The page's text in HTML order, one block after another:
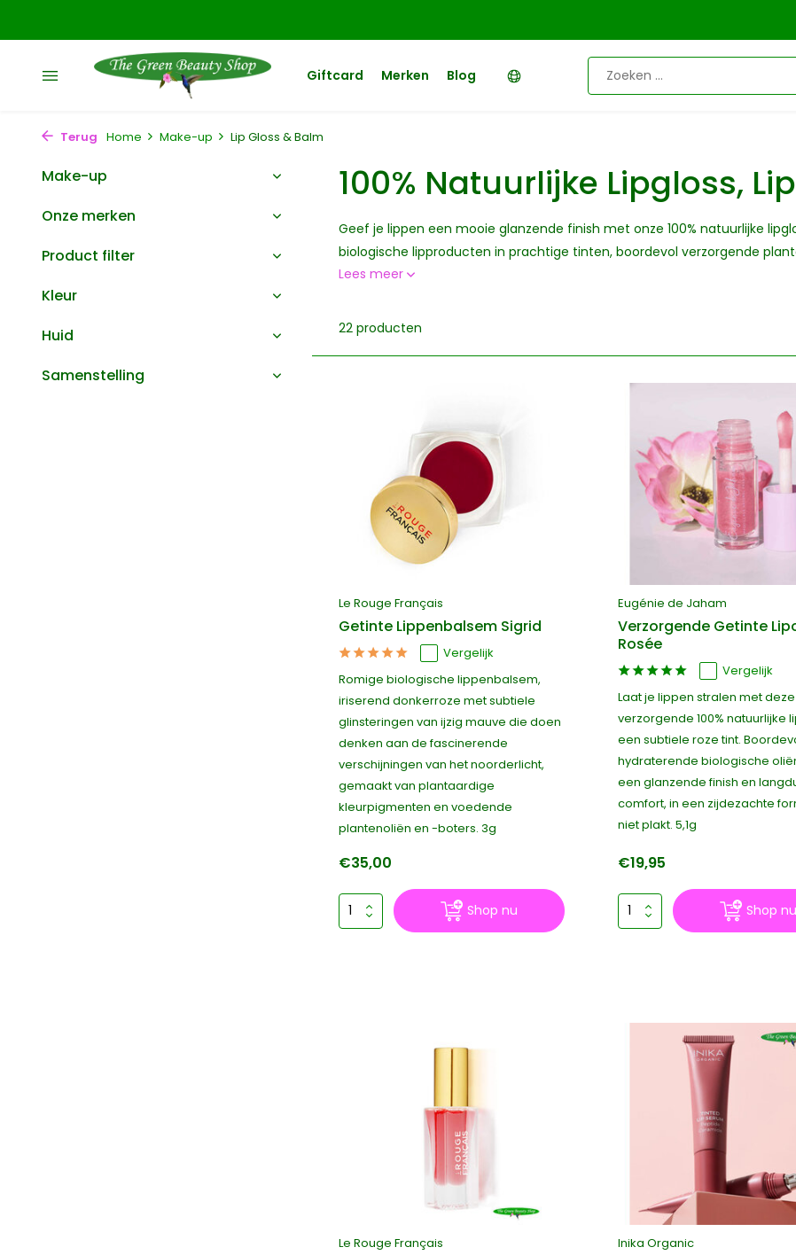
Giftcard Merken Blog
Terug Home Make-up Lip Gloss & Balm
Make-up
Onze merken
Product filter
Kleur
Huid
Samenstelling
100% Natuurlijke Lipgloss,
Geef je lippen een mooie glanzende finish met onze 100% natuurlijke
biologische lipproducten in prachtige tinten, boordevol verzorgende
Lees meer
22 producten
Le Rouge Français
Getinte Lippenbalsem Sigrid
Vergelijk
Romige biologische lippenbalsem,
iriserend donkerroze met subtiele
glinsteringen van ijzig mauve die doen
denken aan de fascinerende
verschijningen van het noorderlicht,
gemaakt van plantaardige
kleurpigmenten en voedende
plantenoliën en -boters. 3g
€35,00
Shop nu
Eugénie de Jaham
Verzorgende Getinte
Rosée
Vergelijk
Laat je lippen stralen met deze
verzorgende 100% natuurlijke
een subtiele roze tint.
hydraterende biologische
een glanzende finish en
comfort, in een zijdezachte
niet plakt. 5,1g
€19,95
Shop nu
Le Rouge Français Inika Organic